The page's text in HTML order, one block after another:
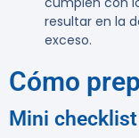
resultar en la
exceso.
Cómo
Mini checklist